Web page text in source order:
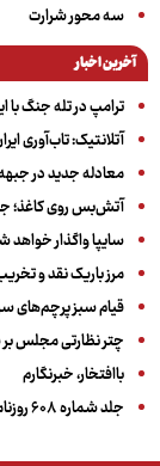
سه‌ محور شرارت
آخرین اخبار
ترامپ در تله جنگ با
آتلانتیک: تاب‌آوری
معادله جدید در
آتش‌بس روی کاغذ؛
سایپا واگذار خواهد
مرز باریک نقد و
قیام سبز پرچم‌های
چتر نظارتی مجلس
باافتخار، خبرنگارم
جلد شماره ۶۰۸ روزنامه آگاه